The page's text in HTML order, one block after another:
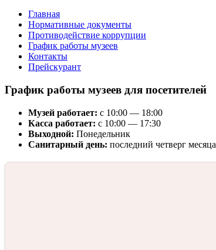
Главная
Нормативные документы
Противодействие коррупции
График работы музеев
Контакты
Прейскурант
График работы музеев для посетителей
Музей работает: с 10:00 — 18:00
Касса работает: с 10:00 — 17:30
Выходной: Понедельник
Санитарный день: последний четверг месяца